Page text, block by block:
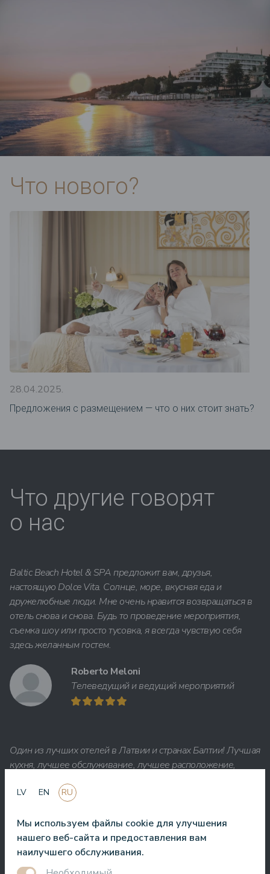
Что нового?
28.04.2025.
Предложения c размещением — что о них стоит знать?
Что другие говорят
о нас
Baltic Beach Hotel & SPA предложит вам, друзья,
настоящую Dolce Vita. Солнце, море, вкусная еда и
дружелюбные люди. Мне очень нравится возвращаться в
отель снова и снова. Будь то проведение мероприятия,
съемка шоу или просто тусовка, я всегда чувствую себя
здесь желанным гостем.
Roberto Meloni
Телеведущий и ведущий мероприятий
Один из лучших отелей в Латвии и странах Балтии! Лучшая
кухня, лучшее обслуживание, лучшее расположение,
LV EN RU
Мы используем файлы cookie для улучшения
нашего веб-сайта и предоставления вам
наилучшего обслуживания.